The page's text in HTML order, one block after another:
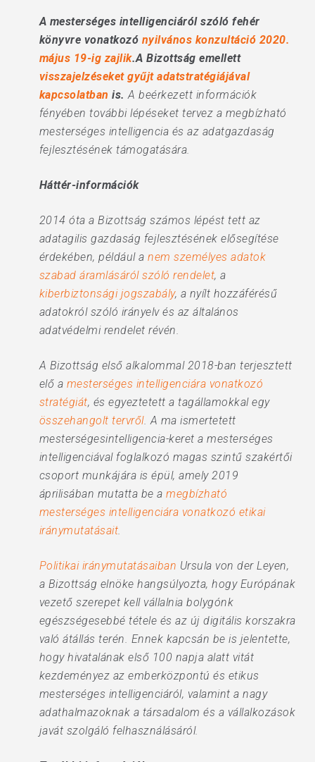
A mesterséges intelligenciáról szóló fehér
könyvre vonatkozó nyilvános konzultáció 2020.
május 19-ig zajlik.A Bizottság emellett
visszajelzéseket gyűjt adatstratégiájával
kapcsolatban is.A beérkezett információk
fényében további lépéseket tervez a megbízható
mesterséges intelligencia és az adatgazdaság
fejlesztésének támogatására.
Háttér-információk
2014 óta a Bizottság számos lépést tett az
adatagilis gazdaság fejlesztésének elősegítése
érdekében, például anem személyes adatok
szabad áramlásáról szóló rendelet, a
kiberbiztonsági jogszabály, a nyílt hozzáférésű
adatokról szóló irányelv és az általános
adatvédelmi rendelet révén.
A Bizottság első alkalommal 2018-ban terjesztett
elő a mesterséges intelligenciára vonatkozó
stratégiát, és egyeztetett a tagállamokkal egy
összehangolt tervről. A ma ismertetett
mesterségesintelligencia-keret a mesterséges
intelligenciával foglalkozó magas szintű szakértői
csoport munkájára is épül, amely 2019
áprilisában mutatta be amegbízható
mesterséges intelligenciára vonatkozó etikai
iránymutatásait.
Politikai iránymutatásaiban Ursula von der Leyen,
a Bizottság elnöke hangsúlyozta, hogy Európának
vezető szerepet kell vállalnia bolygónk
egészségesebbé tétele és az új digitális korszakra
való átállás terén. Ennek kapcsán be is jelentette,
hogy hivatalának első 100 napja alatt vitát
kezdeményez az emberközpontú és etikus
mesterséges intelligenciáról, valamint a nagy
adathalmazoknak a társadalom és a vállalkozások
javát szolgáló felhasználásáról.